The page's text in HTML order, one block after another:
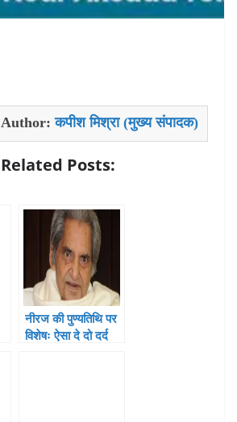
Author:कपीश मिश्रा (मुख्य संपादक)
Related Posts:
नीरज की पुण्यतिथि पर
विशेषः ऐसा दे दो दर्द